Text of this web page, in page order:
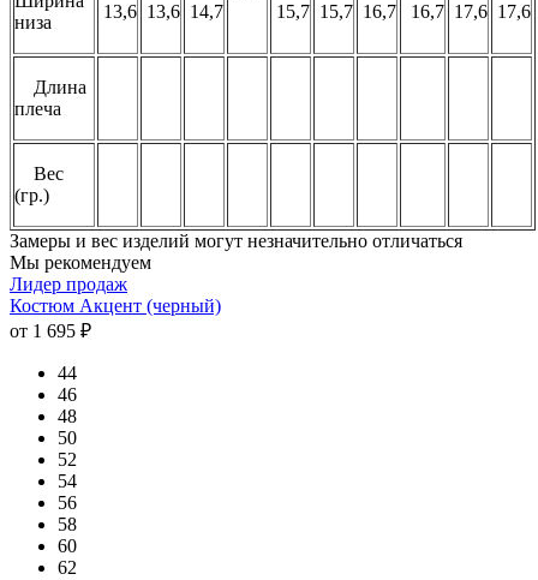
низа
13,6 13,6 14,7
15,7 15,7 16,7 16,7 17,6 17,6
Длина
плеча
Вес
(гр.)
Замеры и вес изделий могут незначительно отличаться
Мы рекомендуем
Лидер продаж
Костюм Акцент (черный)
от 1 695 ₽
44
46
48
50
52
54
56
58
60
62